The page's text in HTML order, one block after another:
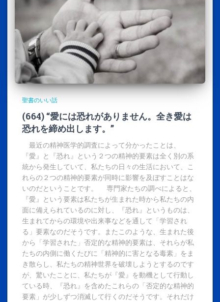
聖書のいい話
(664) “愛には恐れがありません。全き愛は
恐れを締め出します。”
最近の精神医学的調査によって分かったことは、
『愛』と『恐れ』という２つの精神的要素は全く別の系
統から発生していて、私たちの日々の生活において、こ
れらの２つの精神的要素が同時に影響を及ぼすことはな
いのだということです。 専門家たちの調べによると、
『愛』という要素は私たちが生まれた時から私たちの内
面に備えられているのに対し、『恐れ』というものは、
生まれてからの環境や出来事などを通して「学習され
る」要素なのだそうです。またこのような、生まれた後
から「学習された」否定的な精神的要素は、それらが私
たちの内側に働くたびに「精神的に害となる毒素」をま
き散らし、私たちの精神世界を破壊しようとするのです
が、驚いたことに、私たちが『愛』を動機として行動し
ている時、『恐れ』を含めたこれらの「否定的な精神的
要素」が少しずつ消滅して行くのだそうです。それだけ